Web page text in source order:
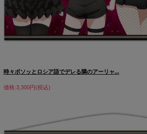
時々ボソッとロシア語でデレる隣のアーリャ...
価格:3,300円(税込)